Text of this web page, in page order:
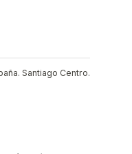
Santiago Centro.